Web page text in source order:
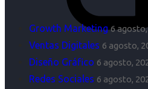
Growth Marketing 6
Ventas Digitales 6 agosto,
Diseño Gráfico 6 agosto,
Redes Sociales 6 agosto,